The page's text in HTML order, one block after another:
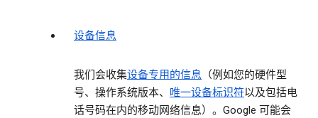
设备信息
我们会收集设备专用的信息 （例如您的硬件型
号、操作系统版本、 唯一设备标识符以及包括电
话号码在内的移动网络信息）。Google 可能会